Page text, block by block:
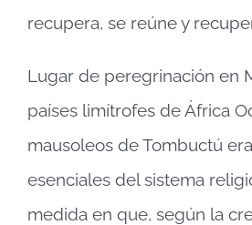
recupera, se reúne y
Lugar de peregrinación en
países limítrofes de África
mausoleos de Tombuctú
esenciales del sistema
medida en que, según la